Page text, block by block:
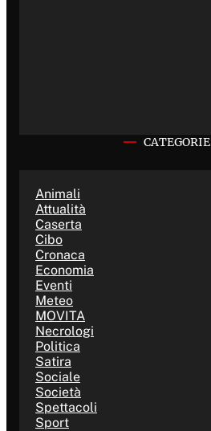
CATEGORIE
Animali
Attualità
Caserta
Cibo
Cronaca
Economia
Eventi
Meteo
MOVITA
Necrologi
Politica
Satira
Sociale
Società
Spettacoli
Sport